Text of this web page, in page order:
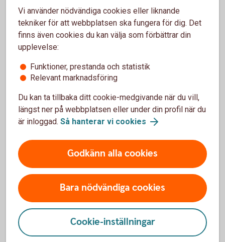
Livförsäkring fd
Låneskydd (ej för
nyteckning)
Villkor from 2024-01-
01 Livförsäkring fd
Livförsäkring GL
6016 (ej för nyteckning)
Villkor from 2024-01-
Livskydd Lån GL
6071 (ej för nyteckning)
Villkor from 2024-01-
01 Livskydd Lån GL
6071 (pdf)
Pensionsförsäkring
Förköpsinformation
Pensionsförsäkring
(pdf)
Villkor
Pensionsförsäkring
Vi använder nödvändiga cookies eller liknande
tekniker för att webbplatsen ska fungera för dig. Det
finns även cookies du kan välja som förbättrar din
upplevelse:
Funktioner, prestanda och statistik
Relevant marknadsföring
Du kan ta tillbaka ditt cookie-medgivande när du vill,
längst ner på webbplatsen eller under din profil när du
är inloggad. Så hanterar vi cookies
Godkänn alla cookies
Bara nödvändiga cookies
Cookie-inställningar